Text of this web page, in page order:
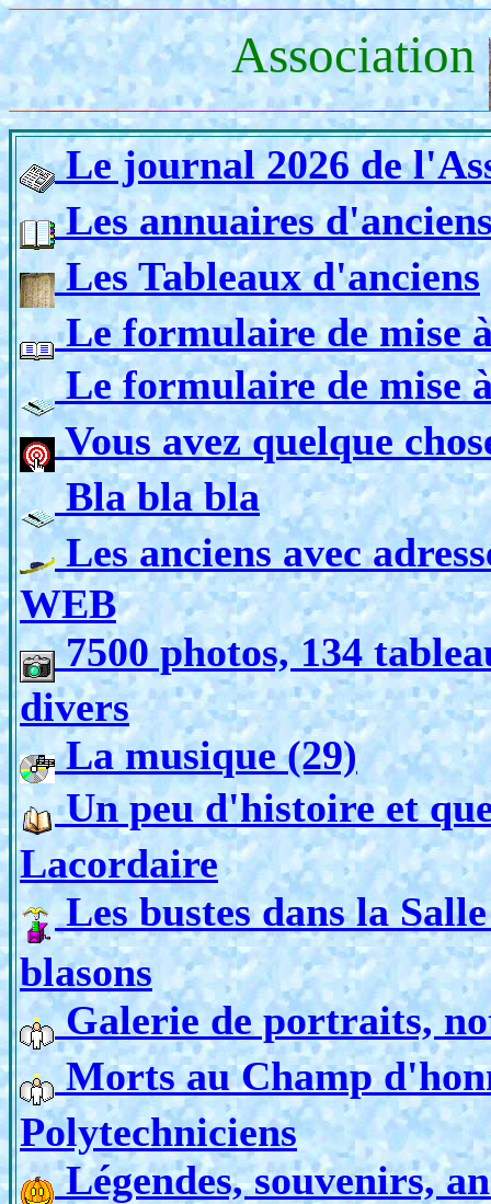
Association
Le journal 2026 de
Les annuaires
Les Tableaux d'anciens
Le formulaire de mise
Le formulaire de mise
Vous avez quelque
Bla bla bla
Les anciens avec
WEB
7500 photos, 134
divers
La musique (29)
Un peu d'histoire et
Lacordaire
Les bustes dans la
blasons
Galerie de portraits,
Morts au Champ
Polytechniciens
Légendes, souvenirs,